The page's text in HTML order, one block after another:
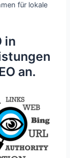
für lokale
in
an.